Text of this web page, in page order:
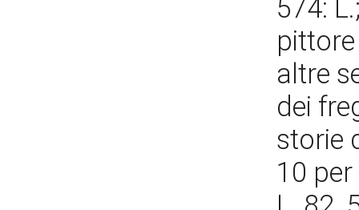
574:
altre
dei
storie
10